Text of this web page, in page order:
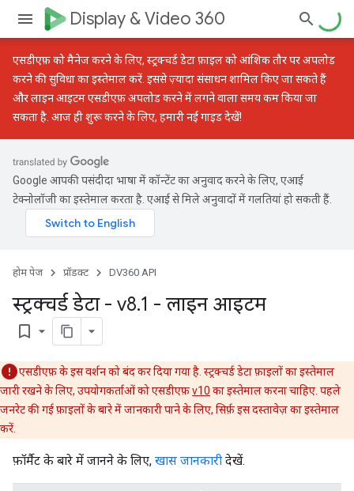
Display & Video 360
एसडीएफ़ को मैनेज करने के लिए, स्ट्रक्चर्ड डेटा फ़ाइल को आंशिक तौर पर अपलोड
करने की सुविधाका इस्तेमाल करें. इससे ज़्यादा संसाधन शामिल किए जा सकते हैं
और लाइन आइटम एसडीएफ़ अपलोड करने में लगने वाला समय कम किया जा
सकता है. आज ही शुरू करने के लिए, हमारीनई गाइडदेखें!
Google आपकी पसंदीदा भाषा में कॉन्टेंट का अनुवाद करने के लिए, एआई
टेक्नोलॉजी का इस्तेमाल करता है. एआई से मिले अनुवादों में गलतियां हो सकती हैं.
होम पेज प्रॉडक्ट DV360 API
स्ट्रक्चर्ड डेटा - v8.1 - लाइन आइटम
bookmark_border
एसडीएफ़ के इस वर्शन को बंद कर दिया गया है. स्ट्रक्चर्ड डेटा फ़ाइलों का इस्तेमाल
जारी रखने के लिए, उपयोगकर्ताओं को एसडीएफ़v10 का इस्तेमाल करना चाहिए. पहले
जनरेट की गई फ़ाइलों के बारे में जानकारी पाने के लिए, सिर्फ़ इस दस्तावेज़ का इस्तेमाल
करें.
फ़ॉर्मैट के बारे में जानने के लिए, खास जानकारी देखें.